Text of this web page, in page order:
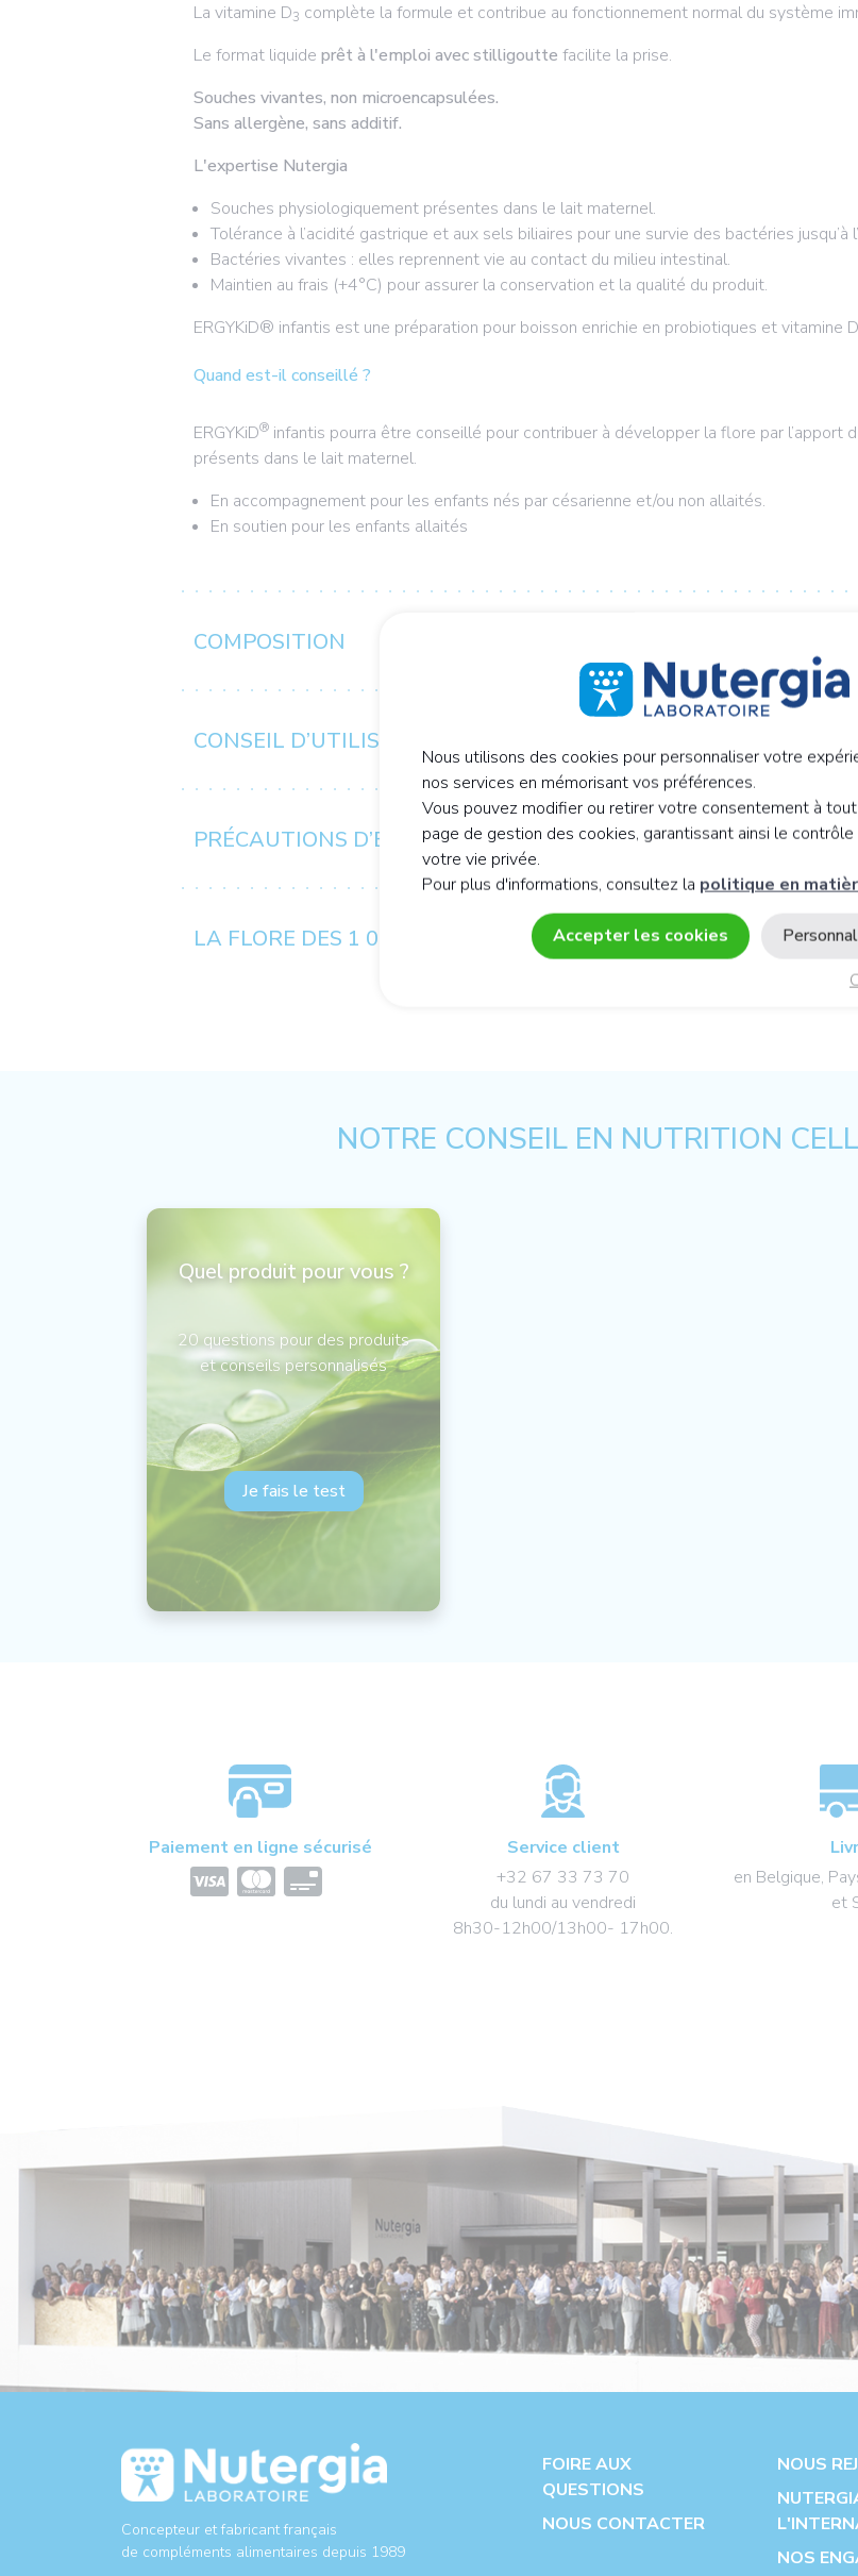
La vitamine D3 complète la formule et contribue au fonctionnement normal du système
Le format liquide prêt à l'emploi avec stilligoutte facilite la prise.
Souches vivantes, non microencapsulées.
Sans allergène, sans additif.
L'expertise Nutergia
Souches physiologiquement présentes dans le lait maternel.
Tolérance à l’acidité gastrique et aux sels biliaires pour une survie des bactéries jusqu’à
Bactéries vivantes : elles reprennent vie au contact du milieu intestinal.
Maintien au frais (+4°C) pour assurer la conservation et la qualité du produit.
ERGYKiD® infantis est une préparation pour boisson enrichie en probiotiques et vitamine D
Quand est-il conseillé ?
ERGYKiD® infantis pourra être conseillé pour contribuer à développer la flore par
présents dans le lait maternel.
En accompagnement pour les enfants nés par césarienne et/ou non allaités.
En soutien pour les enfants allaités
COMPOSITION
CONSEIL D’UTILISATION / CONSERVATION
PRÉCAUTIONS D’EMPLOI
LA FLORE DES 1 000 JOURS
NOTRE CONSEIL EN NUTRITION
Quel produit pour vous ?
20 questions pour des produits
et conseils personnalisés
Je fais le test
Paiement en ligne sécurisé
Service client
+32 67 33 73 70
du lundi au vendredi
8h30-12h00/13h00- 17h00.
en Belgique,
et
Concepteur et fabricant français
de compléments alimentaires depuis 1989
FOIRE AUX
QUESTIONS
NOUS CONTACTER
NOUS
NOS
Nous utilisons des cookies pour personnaliser votre
nos services en mémorisant vos préférences.
Vous pouvez modifier ou retirer votre consentement à
page de gestion des cookies, garantissant ainsi le
votre vie privée.
Pour plus d'informations, consultez la politique en
Accepter les cookies